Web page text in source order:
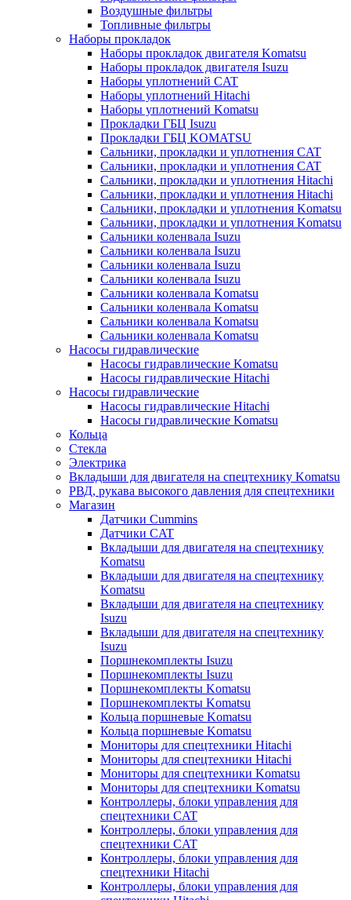
Воздушные фильтры
Топливные фильтры
Наборы прокладок
Наборы прокладок двигателя Komatsu
Наборы прокладок двигателя Isuzu
Наборы уплотнений CAT
Наборы уплотнений Hitachi
Наборы уплотнений Komatsu
Прокладки ГБЦ Isuzu
Прокладки ГБЦ KOMATSU
Сальники, прокладки и уплотнения CAT
Сальники, прокладки и уплотнения CAT
Сальники, прокладки и уплотнения Hitachi
Сальники, прокладки и уплотнения Hitachi
Сальники, прокладки и уплотнения Komatsu
Сальники, прокладки и уплотнения Komatsu
Сальники коленвала Isuzu
Сальники коленвала Isuzu
Сальники коленвала Isuzu
Сальники коленвала Isuzu
Сальники коленвала Komatsu
Сальники коленвала Komatsu
Сальники коленвала Komatsu
Сальники коленвала Komatsu
Насосы гидравлические
Насосы гидравлические Komatsu
Насосы гидравлические Hitachi
Насосы гидравлические
Насосы гидравлические Hitachi
Насосы гидравлические Komatsu
Кольца
Стекла
Электрика
Вкладыши для двигателя на спецтехнику Komatsu
РВД, рукава высокого давления для спецтехники
Магазин
Датчики Cummins
Датчики CAT
Вкладыши для двигателя на спецтехнику
Komatsu
Вкладыши для двигателя на спецтехнику
Komatsu
Вкладыши для двигателя на спецтехнику
Isuzu
Вкладыши для двигателя на спецтехнику
Isuzu
Поршнекомплекты Isuzu
Поршнекомплекты Isuzu
Поршнекомплекты Komatsu
Поршнекомплекты Komatsu
Кольца поршневые Komatsu
Кольца поршневые Komatsu
Мониторы для спецтехники Hitachi
Мониторы для спецтехники Hitachi
Мониторы для спецтехники Komatsu
Мониторы для спецтехники Komatsu
Контроллеры, блоки управления для
спецтехники CAT
Контроллеры, блоки управления для
спецтехники CAT
Контроллеры, блоки управления для
спецтехники Hitachi
Контроллеры, блоки управления для